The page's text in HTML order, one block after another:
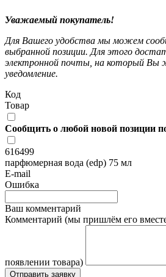
Уважаемый покупатель!
Для Вашего удобства мы можем
выбранной позиции. Для этого
электронной почты, на который Вы
уведомление.
Код
Товар
Сообщить о любой новой позиции
616499
парфюмерная вода (edp) 75 мл
E-mail
Ошибка
Ваш комментарий
Комментарий (мы пришлём его
появлении товара)
Отправить заявку